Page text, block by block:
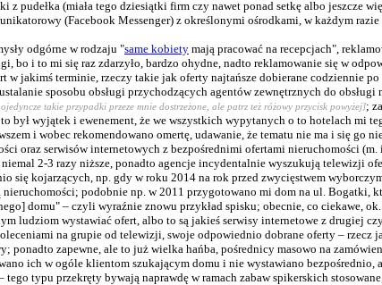
pudełka (miała tego dziesiątki firm czy nawet ponad setkę albo jeszcze
(Facebook Messenger) z określonymi ośrodkami, w każdym
odgórne w rodzaju "same kobiety mają pracować na recepcjach",
bo i to mi się raz zdarzyło, bardzo ohydne, nadto reklamowanie się w
w jakimś terminie, rzeczy takie jak oferty najtańsze dobierane codziennie
sposobu obsługi przychodzących agentów zewnętrznych do obsługi
takie przypadki przeze mnie dostrzeżone, ale patrz też różowy przycisk powyżej];
był wyjątek i ewenement, że we wszystkich wypytanych o to hotelach mi
i wobec rekomendowano omertę, udawanie, że tematu nie ma i się go
oraz serwisów internetowych z bezpośrednimi ofertami nieruchomości
2-3 razy niższe, ponadto agencje incydentalnie wyszukują telewizji
się kojarzących, np. gdy w roku 2014 na rok przed zwycięstwem
nieruchomości; podobnie np. w 2011 przygotowano mi dom na ul.
domu" – czyli wyraźnie znowu przykład spisku; obecnie, co ciekawe,
ludziom wystawiać ofert, albo to są jakieś serwisy internetowe z drugiej
na grupie od telewizji, swoje odpowiednio dobrane oferty – rzecz
ponadto zapewne, ale to już wielka hańba, pośrednicy masowo na
ich w ogóle klientom szukającym domu i nie wystawiano
typu przekręty bywają naprawdę w ramach zabaw spikerskich